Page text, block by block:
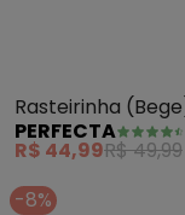
Rasteirinha
Fivela Dourada
PERFECTA
R$ 44,99R$ 49,99
-8%